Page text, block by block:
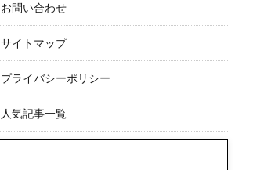
お問い合わせ
サイトマップ
プライバシーポリシー
人気記事一覧